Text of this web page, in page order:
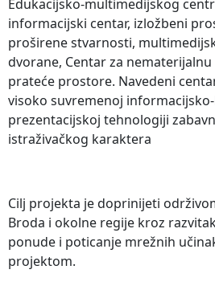
Edukacijsko-multimedijskog
informacijski centar, izložbeni
proširene stvarnosti,
dvorane, Centar za
prateće prostore. Navedeni
visoko suvremenoj
prezentacijskoj tehnologiji
istraživačkog karaktera
Cilj projekta je doprinijeti
Broda i okolne regije kroz
ponude i poticanje mrežnih
projektom.